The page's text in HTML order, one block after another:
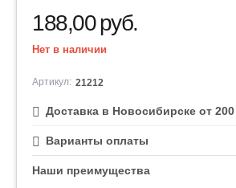
188,00руб.
Нет в наличии
Артикул: 21212
Доставка в Новосибирске от
Варианты оплаты
Наши преимущества